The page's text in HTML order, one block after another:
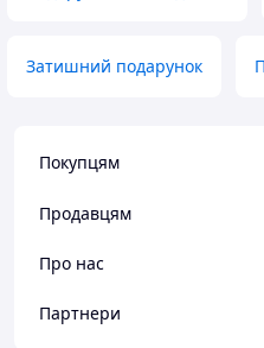
Затишний подарунок
Покупцям
Продавцям
Про нас
Партнери